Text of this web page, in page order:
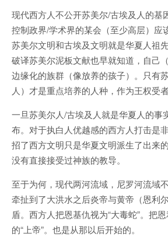
现代西方人不公开苏美尔/古埃及人的基
控制政界/学术界的某会（至少高层）应
苏美尔文明和古埃及文明就是华夏人祖
破译苏美尔泥板文献也早就知道，自己
边缘化的族群（像放养的孩子）。只有
人）才是重点培养的人种，作为王权受
一旦苏美尔人/古埃及人就是华夏人的事
布。对于执白人优越感的西方人打击是
招了西方文明只是华夏文明派生了出来
没有直接接受过神族的教导。
至于为何，现代两河流域，尼罗河流域
牵扯到了大洪水之后炎帝与黄帝（恩利
盾。西方人把恩基仇视为“大毒蛇”。把
的“上帝”。也是从那以后开始的。